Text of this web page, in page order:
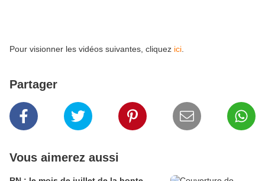
Pour visionner les vidéos suivantes, cliquez ici
Partager
Vous aimerez aussi